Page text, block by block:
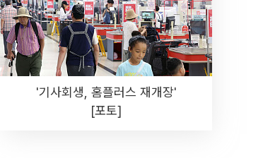
'기사회생, 홈플러스 재개장'
[포토]